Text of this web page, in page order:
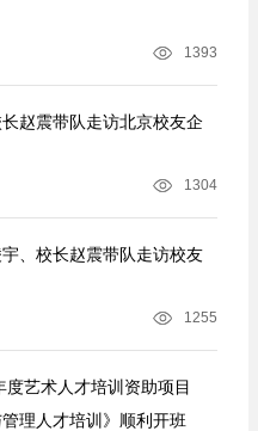
1393
赵震带队走访北京校友企
1304
、校长赵震带队走访校友
1255
度艺术人才培训资助项目
理人才培训》顺利开班